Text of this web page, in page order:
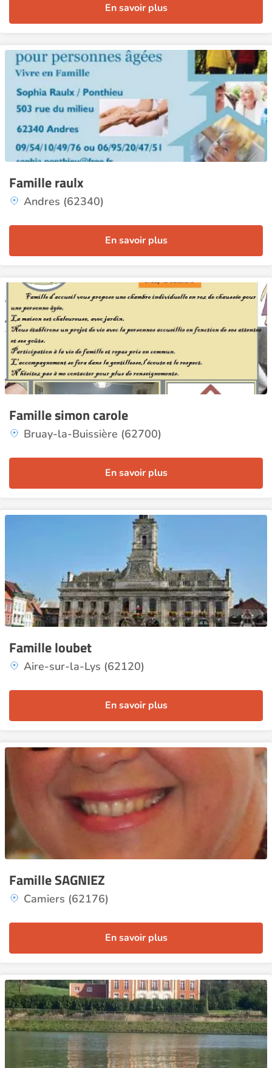
En savoir plus
Famille raulx
Andres (62340)
En savoir plus
Famille simon carole
Bruay-la-Buissière (62700)
En savoir plus
Famille loubet
Aire-sur-la-Lys (62120)
En savoir plus
Famille SAGNIEZ
Camiers (62176)
En savoir plus